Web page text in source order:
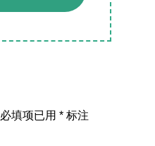
必填项已用* 标注